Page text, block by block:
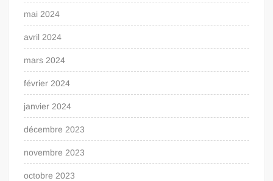
mai 2024
avril 2024
mars 2024
février 2024
janvier 2024
décembre 2023
novembre 2023
octobre 2023